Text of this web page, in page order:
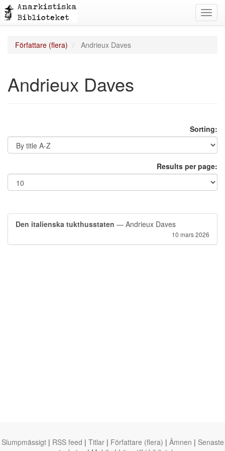
Författare (flera) Andrieux Daves
Andrieux Daves
Sorting:
Results per page:
Den italienska tukthusstaten — Andrieux Daves
10 mars 2026
Slumpmässigt | RSS feed | Titlar | Författare (flera) | Ämnen | Senaste